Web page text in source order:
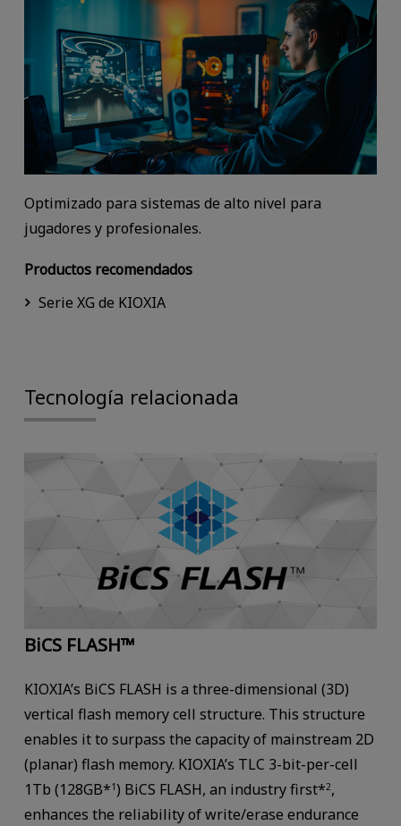
Optimizado para sistemas de alto nivel para
jugadores y profesionales.
Productos recomendados
Serie XG de KIOXIA
Tecnología relacionada
BiCS FLASH™
KIOXIA’s BiCS FLASH is a three-dimensional (3D)
vertical flash memory cell structure. This structure
enables it to surpass the capacity of mainstream 2D
(planar) flash memory. KIOXIA’s TLC 3-bit-per-cell
1Tb (128GB*1) BiCS FLASH, an industry first*2,
enhances the reliability of write/erase endurance